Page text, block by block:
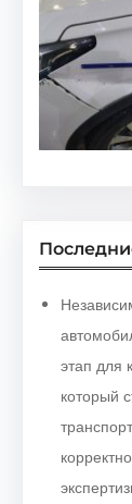
этап для
который